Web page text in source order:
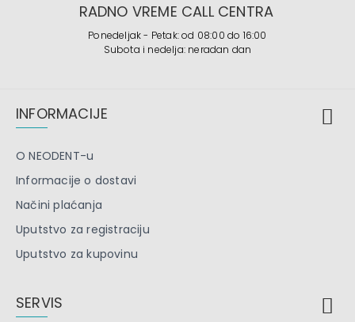
RADNO VREME CALL CENTRA
Ponedeljak - Petak: od 08:00 do 16:00
Subota i nedelja: neradan dan
INFORMACIJE
O NEODENT-u
Informacije o dostavi
Načini plaćanja
Uputstvo za registraciju
Uputstvo za kupovinu
SERVIS